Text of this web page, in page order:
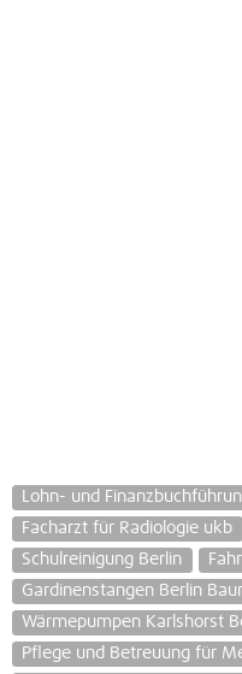
Lohn- und
Facharzt für Radiologie ukb
Schulreinigung Berlin
Gardinenstangen Berlin
Wärmepumpen Karlshorst
Pflege und Betreuung für